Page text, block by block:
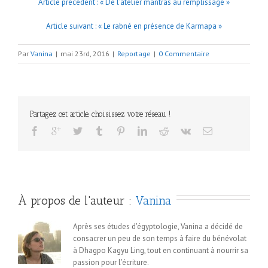
Article précédent : « De l’atelier mantras au remplissage »
Article suivant : « Le rabné en présence de Karmapa »
Par Vanina | mai 23rd, 2016 | Reportage | 0 Commentaire
Partagez cet article, choisissez votre réseau !
À propos de l'auteur : Vanina
Après ses études d'égyptologie, Vanina a décidé de
consacrer un peu de son temps à faire du bénévolat
à Dhagpo Kagyu Ling, tout en continuant à nourrir sa
passion pour l'écriture.